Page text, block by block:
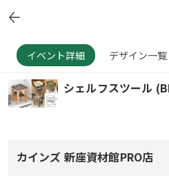
イベント詳細 デザイン一覧
シェルフスツール
カインズ 新座資材館PRO店